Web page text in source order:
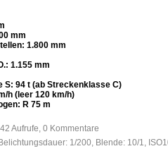
mm
1.800 mm
1.155 mm
S: 94 t (ab Streckenklasse C)
h (leer 120 km/h)
R 75 m
Aufrufe, 0 Kommentare
1/200, Blende: 10/1,